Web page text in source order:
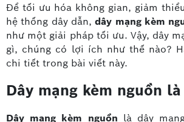
Để tối ưu hóa không gian, giảm
hệ thống dây dẫn,dây mạng kèm
như một giải pháp tối ưu. Vậy, dây
gì, chúng có lợi ích như thế nào?
chi tiết trong bài viết này.
Dây mạng kèm nguồn
Dây mạng kèm nguồn là dây